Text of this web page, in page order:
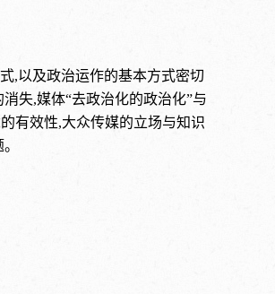
,以及政治运作的基本方式密切
失,媒体“去政治化的政治化”与
有效性,大众传媒的立场与知识